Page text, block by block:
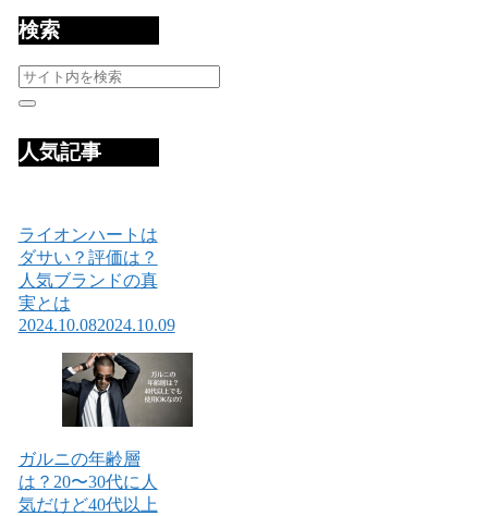
検索
人気記事
ライオンハートは
ダサい？評価は？
人気ブランドの真
実とは
2024.10.082024.10.09
ガルニの年齢層
は？20〜30代に人
気だけど40代以上